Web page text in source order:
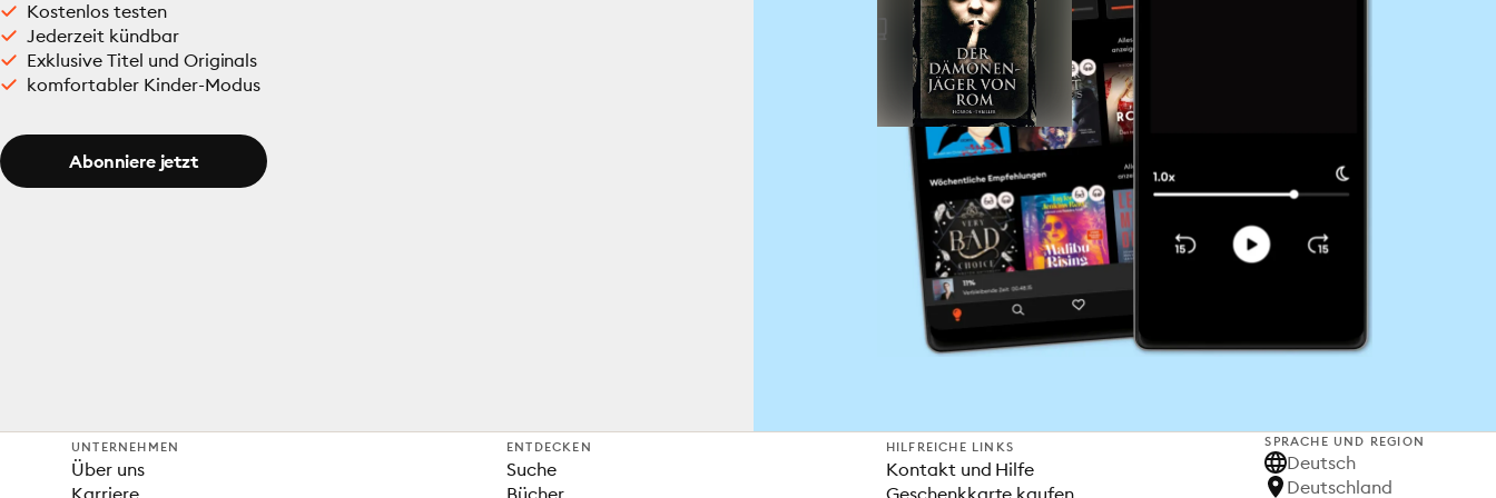
Kostenlos testen
Jederzeit kündbar
Exklusive Titel und Originals
komfortabler Kinder-Modus
Abonniere jetzt
UNTERNEHMEN
Über uns
Karriere
ENTDECKEN
Suche
Bücher
HILFREICHE LINKS
Kontakt und Hilfe
Geschenkkarte kaufen
SPRACHE UND REGION
Deutsch
Deutschland